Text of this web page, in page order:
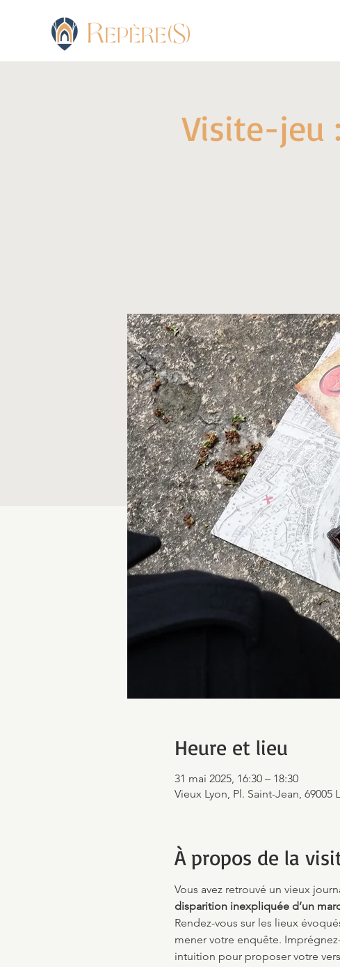
Visite-jeu
Heure et lieu
31 mai 2025, 16:30 – 18:30
Vieux Lyon, Pl. Saint-Jean, 69005
À propos de la
Vous avez retrouvé un vieux
disparition inexpliquée d’un
Rendez-vous sur les lieux
mener votre enquête.
intuition pour proposer votre